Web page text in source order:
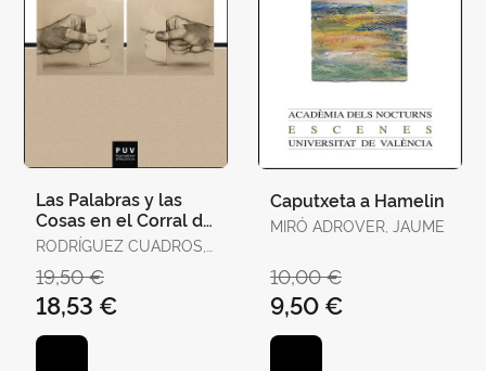
Las Palabras y las
Cosas en el Corral de
Comedias
RODRÍGUEZ CUADROS,
19,50 €
18,53 €
Caputxeta a Hamelin
MIRÓ ADROVER, JAUME
10,00 €
9,50 €